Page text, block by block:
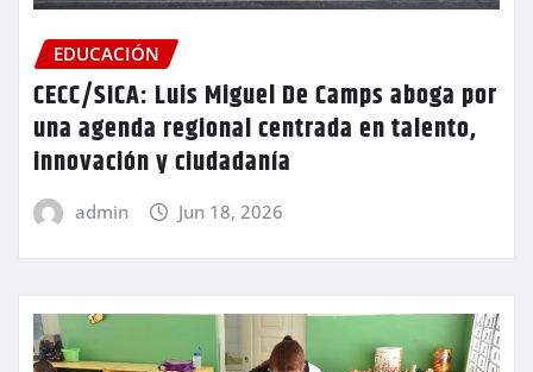
EDUCACIÓN
CECC/SICA: Luis Miguel De Camps aboga por
una agenda regional centrada en talento,
innovación y ciudadanía
admin Jun 18, 2026